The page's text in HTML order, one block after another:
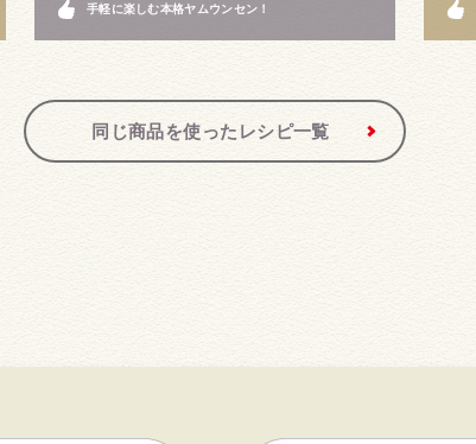
手軽に楽しむ本格ヤムウンセン！
同じ商品を使ったレシピ一覧